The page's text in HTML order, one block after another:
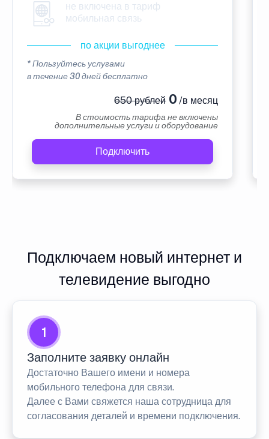
не включена в тариф
мобильная связь
по акции выгоднее
* Пользуйтесь услугами
в течение 30 дней бесплатно
650 рублей0 /в месяц
В стоимость тарифа не включены
дополнительные услуги и оборудование
Подключить
Подключаем новый интернет и
телевидение выгодно
1
Заполните заявку онлайн
Достаточно Вашего имени и номера
мобильного телефона для связи.
Далее с Вами свяжется наша сотрудница для
согласования деталей и времени подключения.